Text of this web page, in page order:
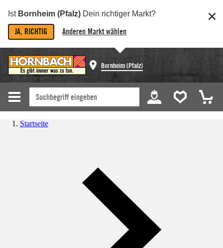
Ist Bornheim (Pfalz) Dein richtiger Markt?
JA, RICHTIG Anderen Markt wählen
Bornheim (Pfalz)
Startseite